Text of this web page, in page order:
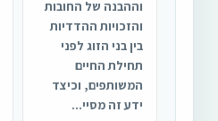
וההבנה של החובות
והזכויות ההדדיות
בין בני הזוג לפני
תחילת החיים
המשותפים, וכיצד
ידע זה מסיי...